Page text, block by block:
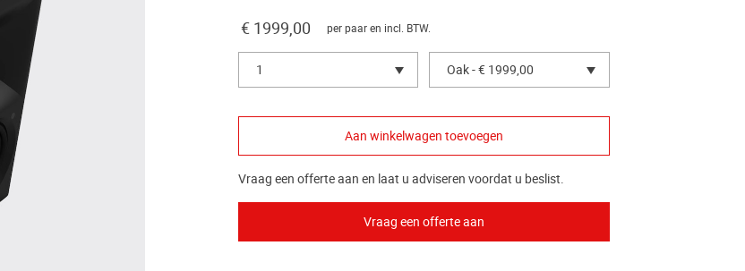
€ 1999,00 per paar en incl. BTW.
1 Oak - € 1999,00
Vraag een offerte aan en laat u adviseren voordat u beslist.